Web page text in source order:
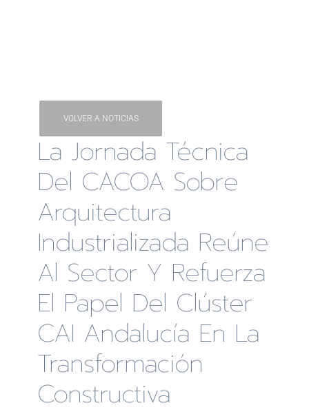
VOLVER A NOTICIAS
La Jornada Técnica
Del CACOA Sobre
Arquitectura
Industrializada Reúne
Al Sector Y Refuerza
El Papel Del Clúster
CAI Andalucía En La
Transformación
Constructiva